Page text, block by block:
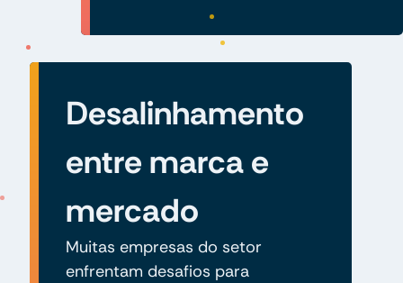
Desalinhamento
entre marca e
mercado
Muitas empresas do setor
enfrentam desafios para